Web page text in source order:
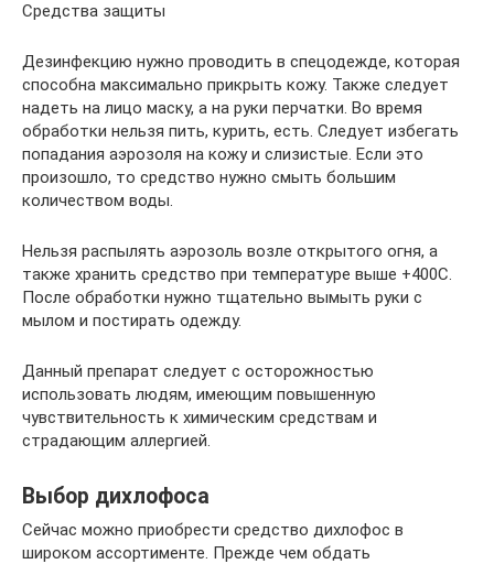
Средства защиты
Дезинфекцию нужно проводить в спецодежде, которая
способна максимально прикрыть кожу. Также следует
надеть на лицо маску, а на руки перчатки. Во время
обработки нельзя пить, курить, есть. Следует избегать
попадания аэрозоля на кожу и слизистые. Если это
произошло, то средство нужно смыть большим
количеством воды.
Нельзя распылять аэрозоль возле открытого огня, а
также хранить средство при температуре выше +400С.
После обработки нужно тщательно вымыть руки с
мылом и постирать одежду.
Данный препарат следует с осторожностью
использовать людям, имеющим повышенную
чувствительность к химическим средствам и
страдающим аллергией.
Выбор дихлофоса
Сейчас можно приобрести средство дихлофос в
широком ассортименте. Прежде чем обдать